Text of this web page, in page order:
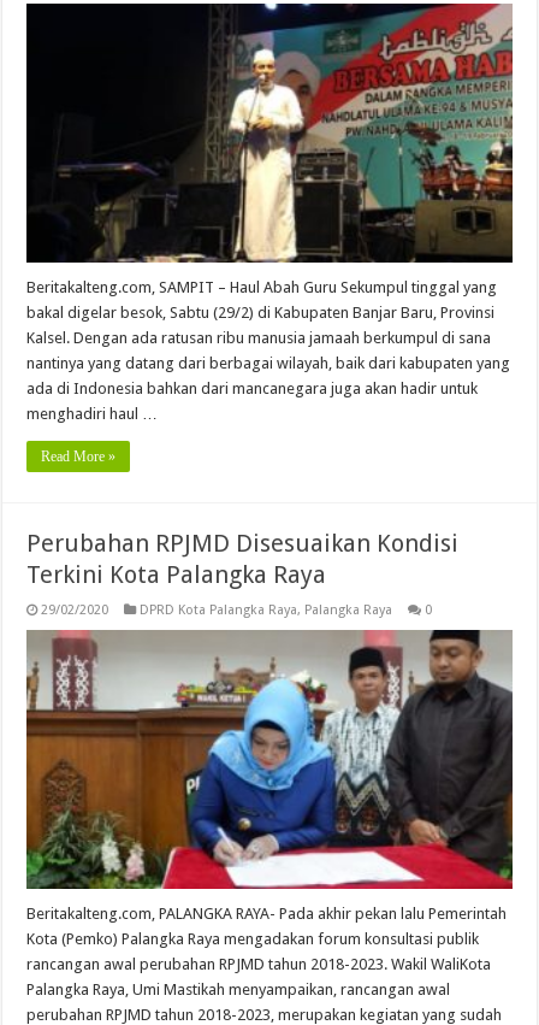
Beritakalteng.com, SAMPIT – Haul Abah Guru Sekumpul tinggal yang
bakal digelar besok, Sabtu (29/2) di Kabupaten Banjar Baru, Provinsi
Kalsel. Dengan ada ratusan ribu manusia jamaah berkumpul di sana
nantinya yang datang dari berbagai wilayah, baik dari kabupaten yang
ada di Indonesia bahkan dari mancanegara juga akan hadir untuk
menghadiri haul …
Read More »
Perubahan RPJMD Disesuaikan Kondisi
Terkini Kota Palangka Raya
29/02/2020 DPRD Kota Palangka Raya, Palangka Raya 0
Beritakalteng.com, PALANGKA RAYA- Pada akhir pekan lalu Pemerintah
Kota (Pemko) Palangka Raya mengadakan forum konsultasi publik
rancangan awal perubahan RPJMD tahun 2018-2023. Wakil WaliKota
Palangka Raya, Umi Mastikah menyampaikan, rancangan awal
perubahan RPJMD tahun 2018-2023, merupakan kegiatan yang sudah